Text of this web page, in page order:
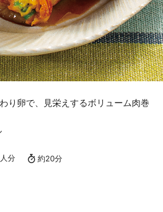
り卵で、見栄えするボリューム肉巻
分 約20分